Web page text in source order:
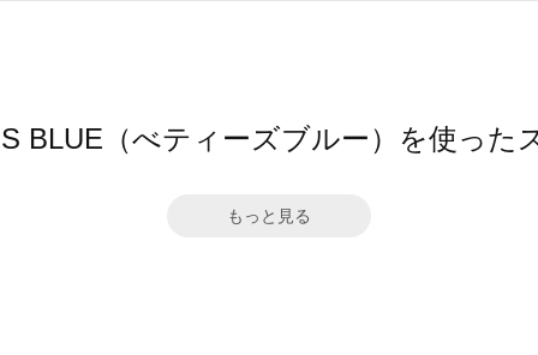
BLUE（べティーズブルー）を使った
もっと見る